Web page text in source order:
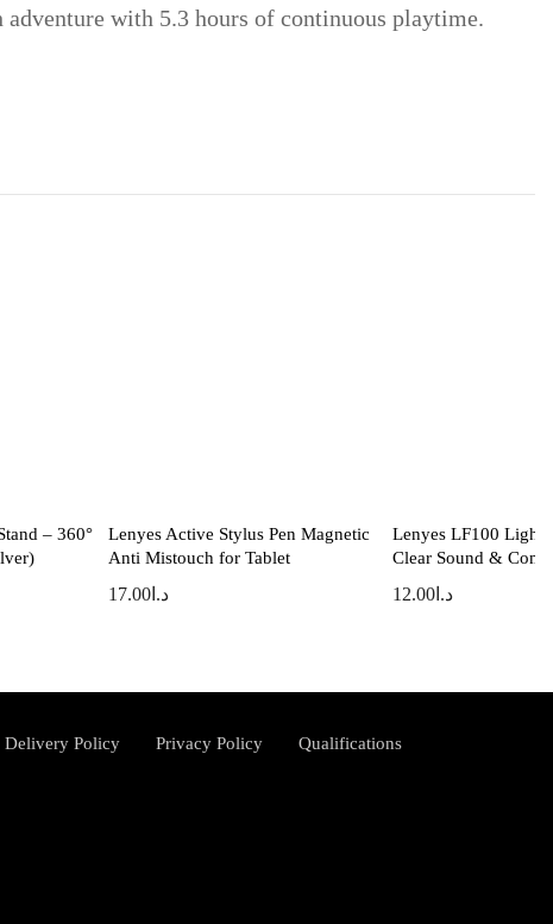
with 5.3 hours of continuous playtime.
– 360°
Lenyes Active Stylus Pen Magnetic
Anti Mistouch for Tablet
د.ا 17.00
Lenyes LF100
Clear Sound &
د.ا12.00
Delivery Policy Privacy Policy Qualifications